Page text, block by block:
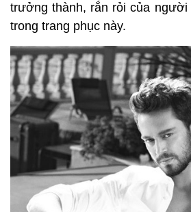
trưởng thành, rắn rỏi của người
trong trang phục này.